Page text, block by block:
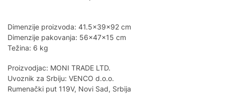
Dimenzije proizvoda: 41.5x39x92 cm
Dimenzije pakovanja: 56x47x15 cm
Težina: 6 kg
Proizvodjac: MONI TRADE LTD.
Uvoznik za Srbiju: VENCO d.o.o.
Rumenački put 119V, Novi Sad, Srbija